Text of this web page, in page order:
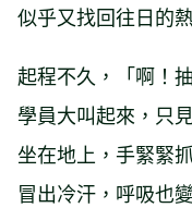
似乎又找回往日的
起程不久，「啊！
學員大叫起來，只
坐在地上，手緊緊
冒出冷汗，呼吸也